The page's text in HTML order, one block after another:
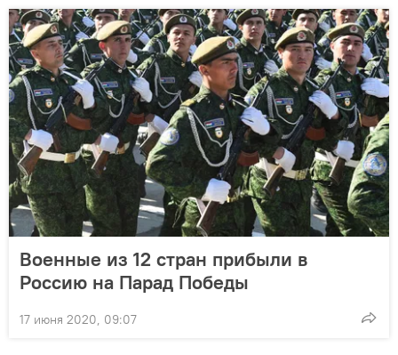
Военные из 12 стран прибыли в
Россию на Парад Победы
17 июня 2020, 09:07